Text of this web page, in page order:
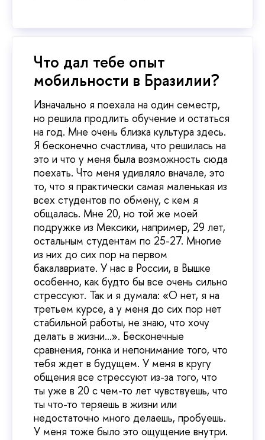
Что дал тебе опыт
мобильности в Бразилии?
Изначально я поехала на один семестр,
но решила продлить обучение и остаться
на год. Мне очень близка культура здесь.
Я бесконечно счастлива, что решилась на
это и что у меня была возможность сюда
поехать. Что меня удивляло вначале, это
то, что я практически самая маленькая из
всех студентов по обмену, с кем я
общалась. Мне 20, но той же моей
подружке из Мексики, например, 29 лет,
остальным студентам по 25-27. Многие
из них до сих пор на первом
бакалавриате. У нас в России, в Вышке
особенно, как будто бы все очень сильно
стрессуют. Так и я думала: «О нет, я на
третьем курсе, а у меня до сих пор нет
стабильной работы, не знаю, что хочу
делать в жизни…». Бесконечные
сравнения, гонка и непонимание того, что
тебя ждет в будущем. У меня в кругу
общения все стрессуют из-за того, что
ты уже в 20 с чем-то лет чувствуешь, что
ты что-то теряешь в жизни или
недостаточно много делаешь, пробуешь.
У меня тоже было это ощущение внутри.